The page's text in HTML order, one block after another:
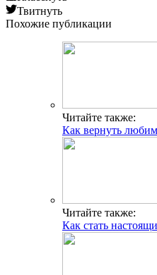
Твитнуть
Похожие публикации
Читайте также:
Как вернуть
Читайте также:
Как стать